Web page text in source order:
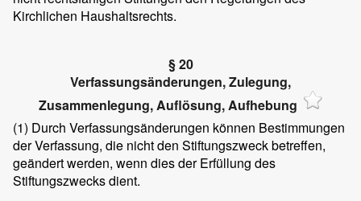
Kirchlichen Haushaltsrechts.
§ 20
Verfassungsänderungen, Zulegung,
Zusammenlegung, Auflösung, Aufhebung
(1) Durch Verfassungsänderungen können Bestimmungen
der Verfassung, die nicht den Stiftungszweck betreffen,
geändert werden, wenn dies der Erfüllung des
Stiftungszwecks dient.